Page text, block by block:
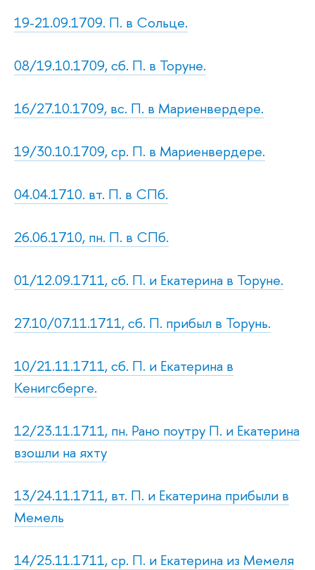
19-21.09.1709. П. в Сольце.
08/19.10.1709, сб. П. в Торуне.
16/27.10.1709, вс. П. в Мариенвердере.
19/30.10.1709, ср. П. в Мариенвердере.
04.04.1710. вт. П. в СПб.
26.06.1710, пн. П. в СПб.
01/12.09.1711, сб. П. и Екатерина в Торуне.
27.10/07.11.1711, сб. П. прибыл в Торунь.
10/21.11.1711, сб. П. и Екатерина в
Кенигсберге.
12/23.11.1711, пн. Рано поутру П. и Екатерина
взошли на яхту
13/24.11.1711, вт. П. и Екатерина прибыли в
Мемель
14/25.11.1711, ср. П. и Екатерина из Мемеля